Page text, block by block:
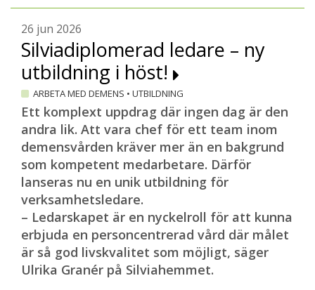
läkarbesök och andra möten med vård och
omsorg där man kan fånga upp dem. Ett
annat kan vara att den friska föräldern vill
skydda barnet och därför säger nej till
kontakt.
En annan tanke med träffarna var att de
skulle kunna sänka tröskeln för att anmäla
sig till de retreathelger för unga anhöriga
som man anordnar ungefär en gång per
år.
– Vi tänkte att om man redan har sett oss
ledare och hört oss berätta lite om hur de
här helgerna fungerar, då kanske det blir
lättare att anmäla sig och komma på en.
För det är inte självklart att komma även
26 jun 2026
Silviadiplomerad ledare – ny
utbildning i höst!
ARBETA MED DEMENS • UTBILDNING
Ett komplext uppdrag där ingen dag är den
andra lik. Att vara chef för ett team inom
demensvården kräver mer än en bakgrund
som kompetent medarbetare. Därför
lanseras nu en unik utbildning för
verksamhetsledare.
– Ledarskapet är en nyckelroll för att kunna
erbjuda en personcentrerad vård där målet
är så god livskvalitet som möjligt, säger
Ulrika Granér på Silviahemmet.